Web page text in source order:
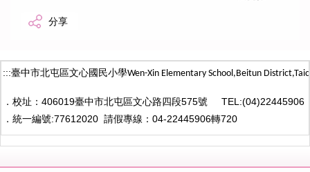
分享
:::臺中市北屯區文心國民小學Wen-Xin Elementary School,Beitun District,
． 校址：406019臺中市北屯區文心路四段575號
TEL:(04)22445906
． 統一編號:77612020 請假專線：04-22445906轉720